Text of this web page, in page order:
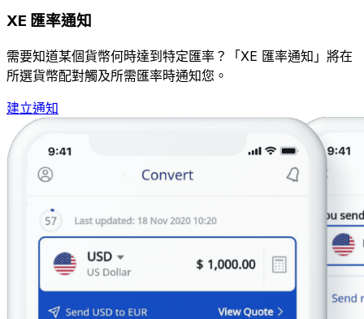
XE 匯率通知
需要知道某個貨幣何時達到特定匯率？「XE 匯率通知」將在
所選貨幣配對觸及所需匯率時通知您。
建立通知